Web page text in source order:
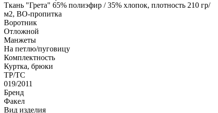
Ткань "Грета" 65% полиэфир / 35% хлопок, плотность 210 гр/
м2, ВО-пропитка
Воротник
Отложной
Манжеты
На петлю/пуговицу
Комплектность
Куртка, брюки
ТР/ТС
019/2011
Бренд
Факел
Вид изделия